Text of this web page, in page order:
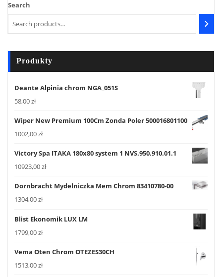
Search
Produkty
Deante Alpinia chrom NGA_051S
58,00zł
Wiper New Premium 100Cm Zonda Poler 500016801100
1002,00zł
Victory Spa ITAKA 180x80 system 1 NVS.950.910.01.1
10923,00zł
Dornbracht Mydelniczka Mem Chrom 83410780-00
1304,00zł
Blist Ekonomik LUX LM
1799,00zł
Vema Oten Chrom OTEZES30CH
1513,00zł